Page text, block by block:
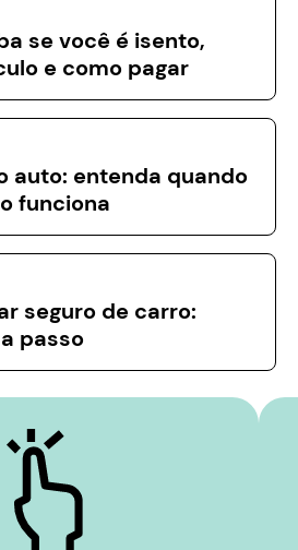
se você é isento,
e como pagar
auto: entenda quando
funciona
seguro de carro:
passo